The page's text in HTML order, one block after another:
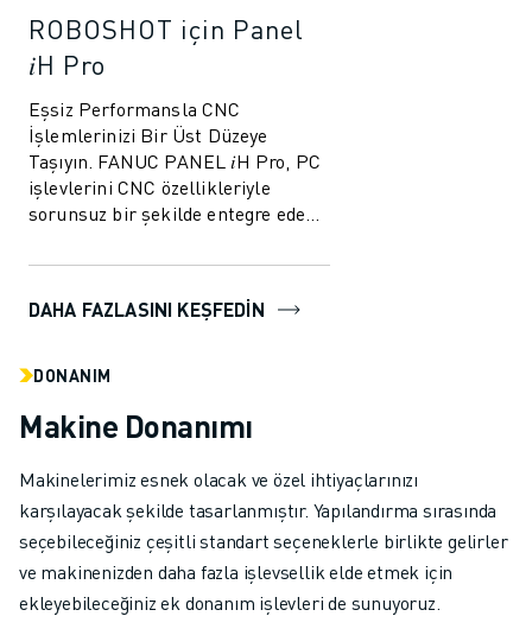
ROBOSHOT için Panel
𝑖H Pro
Eşsiz Performansla CNC
İşlemlerinizi Bir Üst Düzeye
Taşıyın. FANUC PANEL 𝑖H Pro, PC
işlevlerini CNC özellikleriyle
sorunsuz bir şekilde entegre eden,
performans ve es...
DAHA FAZLASINI KEŞFEDİN
DONANIM
Makine Donanımı
Makinelerimiz esnek olacak ve özel ihtiyaçlarınızı
karşılayacak şekilde tasarlanmıştır. Yapılandırma sırasında
seçebileceğiniz çeşitli standart seçeneklerle birlikte gelirler
ve makinenizden daha fazla işlevsellik elde etmek için
ekleyebileceğiniz ek donanım işlevleri de sunuyoruz.